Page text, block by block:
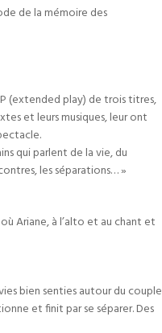
de la mémoire des
(extended play) de trois titres,
et leurs musiques, leur ont
qui parlent de la vie, du
les séparations… »
Ariane, à l’alto et au chant et
bien senties autour du couple
et finit par se séparer. Des